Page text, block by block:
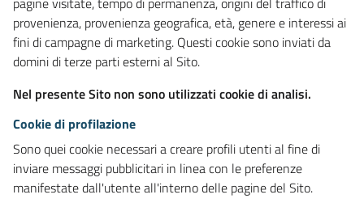
provenienza, provenienza geografica, età, genere e interessi ai
fini di campagne di marketing. Questi cookie sono inviati da
domini di terze parti esterni al Sito.
Nel presente Sito non sono utilizzati cookie di analisi.
Cookie di profilazione
Sono quei cookie necessari a creare profili utenti al fine di
inviare messaggi pubblicitari in linea con le preferenze
manifestate dall'utente all'interno delle pagine del Sito.